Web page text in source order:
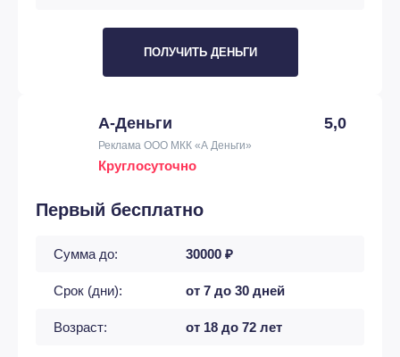
ПОЛУЧИТЬ ДЕНЬГИ
А-Деньги 5,0
Реклама ООО МКК «А Деньги»
Круглосуточно
Первый бесплатно
Сумма до: 30000 ₽
Срок (дни): от 7 до 30 дней
Возраст: от 18 до 72 лет